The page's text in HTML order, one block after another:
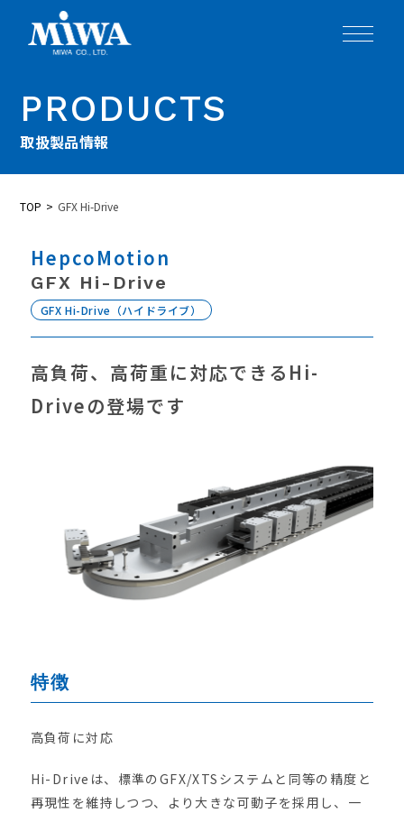
PRODUCTS
取扱製品情報
TOP GFX Hi-Drive
HepcoMotion
GFX Hi-Drive
GFX Hi-Drive（ハイドライブ）
高負荷、高荷重に対応できるHi-
Driveの登場です
特徴
高負荷に対応
Hi-Driveは、標準のGFX/XTSシステムと同等の精度と
再現性を維持しつつ、より大きな可動子を採用し、一